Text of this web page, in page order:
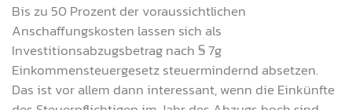
Bis zu 50 Prozent der voraussichtlichen
Anschaffungskosten lassen sich als
Investitionsabzugsbetrag nach § 7g
Einkommensteuergesetz steuermindernd absetzen.
Das ist vor allem dann interessant, wenn die Einkünfte